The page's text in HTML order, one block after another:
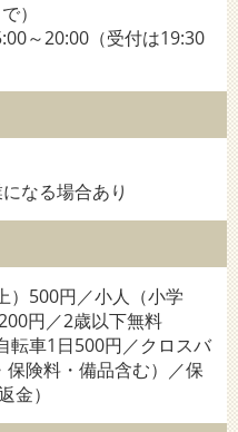
）
～20:00（受付は19:30
なる場合あり
）500円／小人（小学
円／2歳以下無料
転車1日500円／クロスバ
険料・備品含む）／保
金）